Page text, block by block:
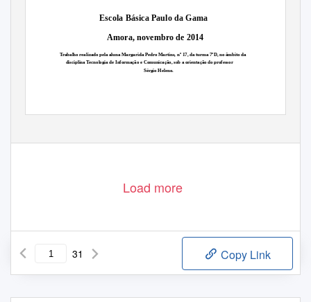
Escola Básica Paulo da Gama
Amora, novembro de 2014
Trabalho realizado pela aluna Margarida Pedro Martins, nº 17, da turma 7ºD, no âmbito da
disciplina Tecnologia de Informação e Comunicação, sob a orientação do professor
Sérgio Heleno.
Load more
31 Copy Link